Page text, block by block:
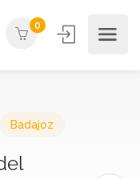
0
Badajoz